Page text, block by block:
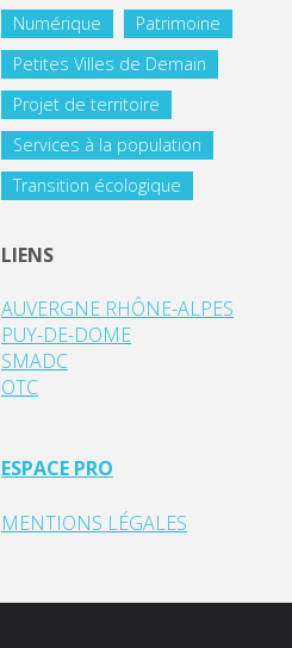
Numérique
Patrimoine
Petites Villes de Demain
Projet de territoire
Services à la population
Transition écologique
LIENS
AUVERGNE RHÔNE-ALPES
PUY-DE-DOME
SMADC
OTC
ESPACE PRO
MENTIONS LÉGALES